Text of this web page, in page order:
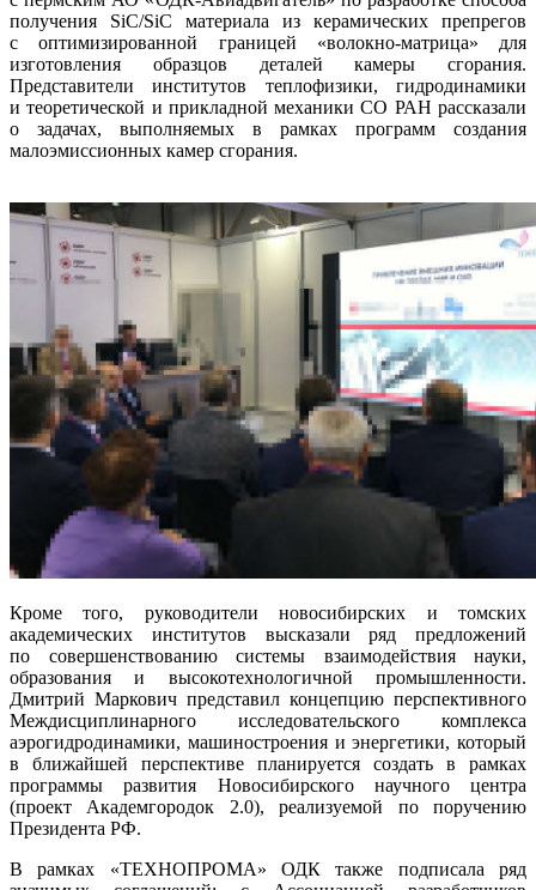
получения SiC/SiC материала из керамических препрегов
с оптимизированной границей «волокно-матрица» для
изготовления образцов деталей камеры сгорания.
Представители институтов теплофизики, гидродинамики
и теоретической и прикладной механики СО РАН рассказали
о задачах, выполняемых в рамках программ создания
малоэмиссионных камер сгорания.
Кроме того, руководители новосибирских и томских
академических институтов высказали ряд предложений
по совершенствованию системы взаимодействия науки,
образования и высокотехнологичной промышленности.
Дмитрий Маркович представил концепцию перспективного
Междисциплинарного исследовательского комплекса
аэрогидродинамики, машиностроения и энергетики, который
в ближайшей перспективе планируется создать в рамках
программы развития Новосибирского научного центра
(проект Академгородок 2.0), реализуемой по поручению
Президента РФ.
В рамках «ТЕХНОПРОМА» ОДК также подписала ряд